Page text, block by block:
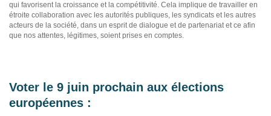
qui favorisent la croissance et la compétitivité. Cela implique de travailler en
étroite collaboration avec les autorités publiques, les syndicats et les autres
acteurs de la société, dans un esprit de dialogue et de partenariat et ce afin
que nos attentes, légitimes, soient prises en comptes.
Voter le 9 juin prochain aux élections
européennes :